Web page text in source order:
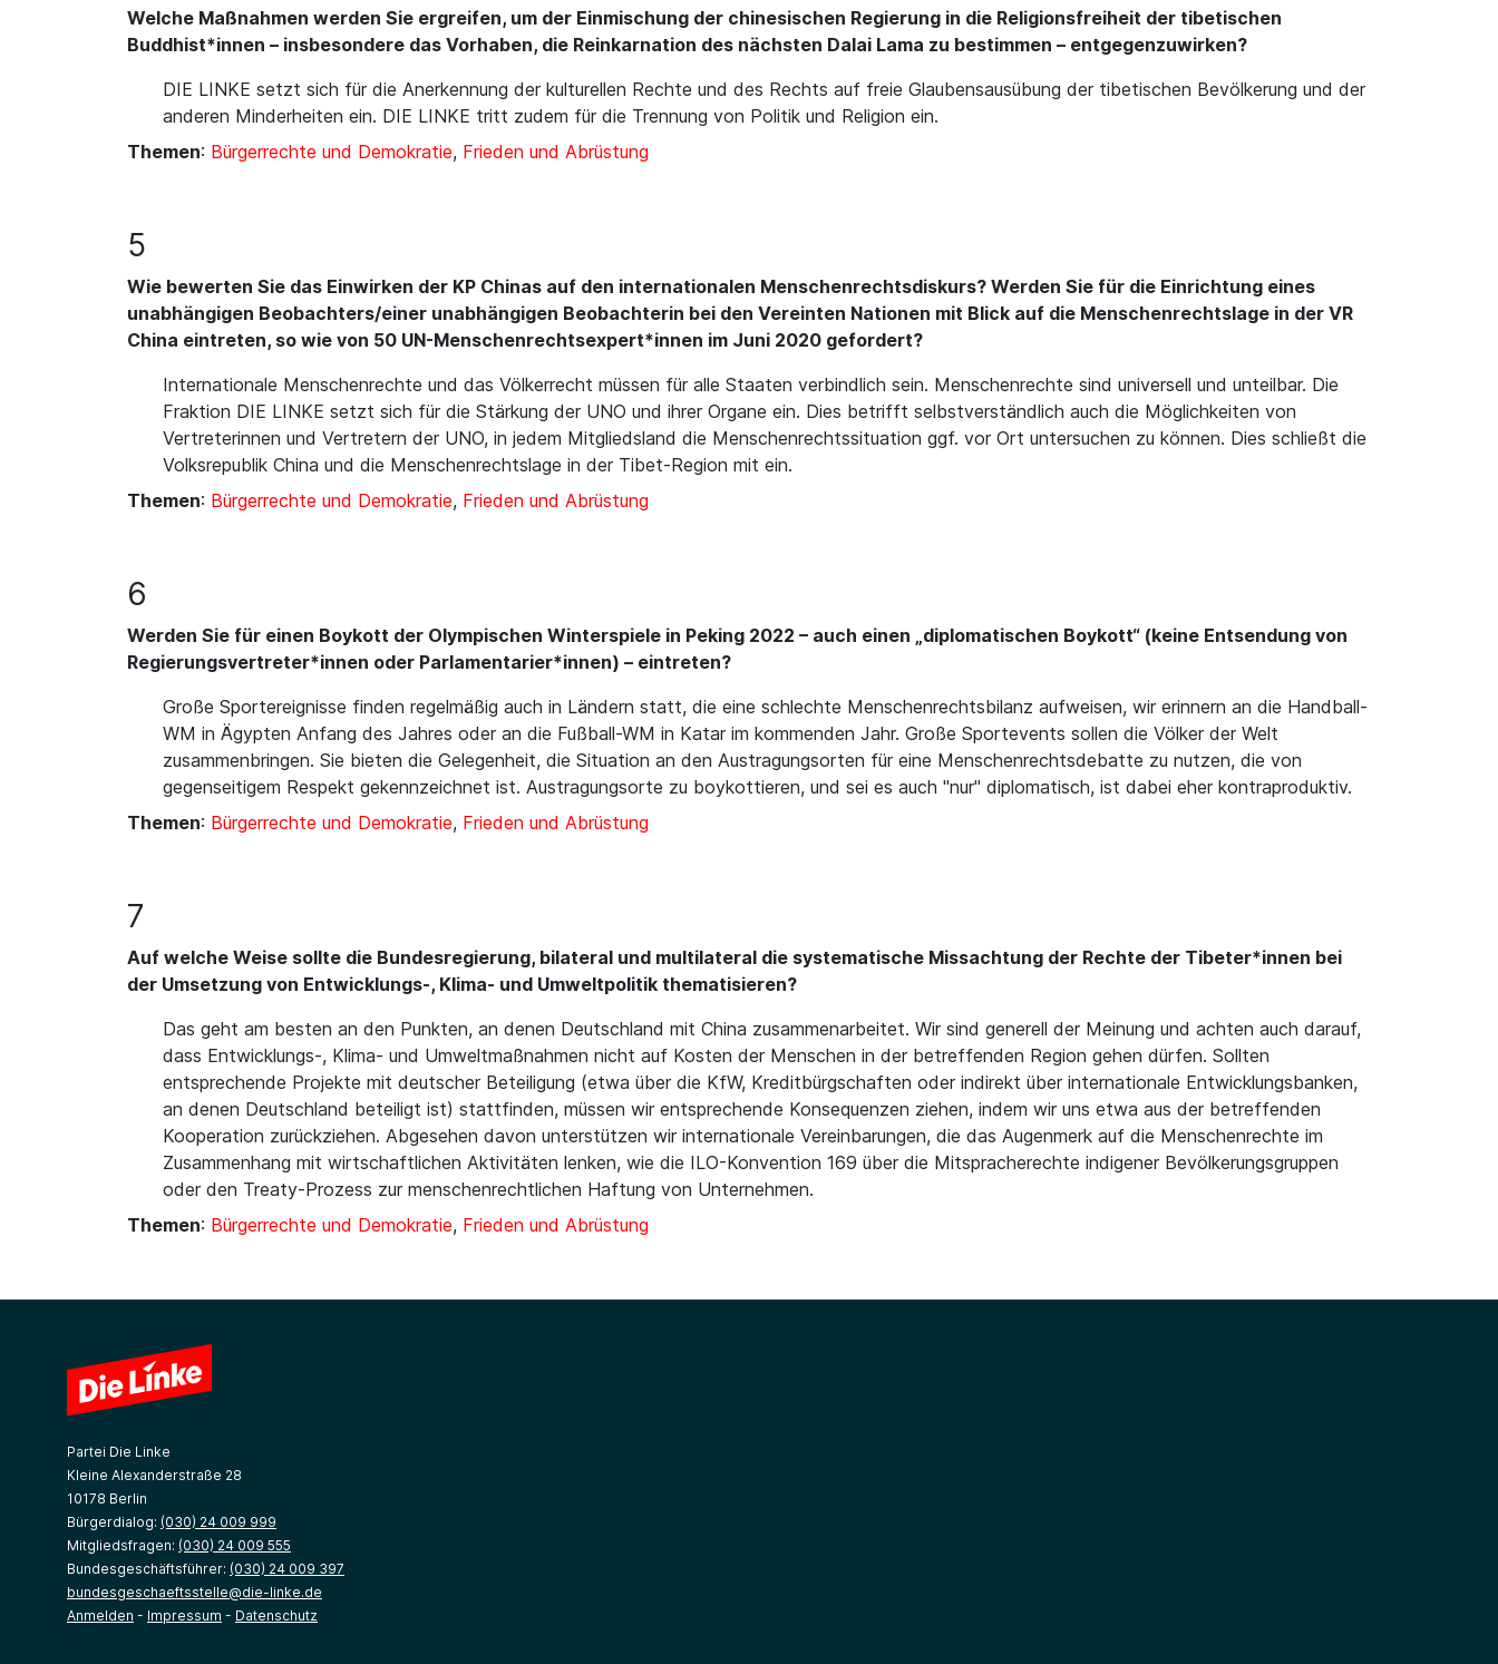
Welche Maßnahmen werden Sie ergreifen, um der Einmischung der chinesischen Regierung in die Religionsfreiheit der tibetischen
Buddhist*innen – insbesondere das Vorhaben, die Reinkarnation des nächsten Dalai Lama zu bestimmen – entgegenzuwirken?
DIE LINKE setzt sich für die Anerkennung der kulturellen Rechte und des Rechts auf freie Glaubensausübung der tibetischen Bevölkerung und der
anderen Minderheiten ein. DIE LINKE tritt zudem für die Trennung von Politik und Religion ein.
Themen: Bürgerrechte und Demokratie, Frieden und Abrüstung
5
Wie bewerten Sie das Einwirken der KP Chinas auf den internationalen Menschenrechtsdiskurs? Werden Sie für die Einrichtung eines
unabhängigen Beobachters/einer unabhängigen Beobachterin bei den Vereinten Nationen mit Blick auf die Menschenrechtslage in der VR
China eintreten, so wie von 50 UN-Menschenrechtsexpert*innen im Juni 2020 gefordert?
Internationale Menschenrechte und das Völkerrecht müssen für alle Staaten verbindlich sein. Menschenrechte sind universell und unteilbar. Die
Fraktion DIE LINKE setzt sich für die Stärkung der UNO und ihrer Organe ein. Dies betrifft selbstverständlich auch die Möglichkeiten von
Vertreterinnen und Vertretern der UNO, in jedem Mitgliedsland die Menschenrechtssituation ggf. vor Ort untersuchen zu können. Dies schließt die
Volksrepublik China und die Menschenrechtslage in der Tibet-Region mit ein.
Themen: Bürgerrechte und Demokratie, Frieden und Abrüstung
6
Werden Sie für einen Boykott der Olympischen Winterspiele in Peking 2022 – auch einen „diplomatischen Boykott“ (keine Entsendung von
Regierungsvertreter*innen oder Parlamentarier*innen) – eintreten?
Große Sportereignisse finden regelmäßig auch in Ländern statt, die eine schlechte Menschenrechtsbilanz aufweisen, wir erinnern an die Handball-
WM in Ägypten Anfang des Jahres oder an die Fußball-WM in Katar im kommenden Jahr. Große Sportevents sollen die Völker der Welt
zusammenbringen. Sie bieten die Gelegenheit, die Situation an den Austragungsorten für eine Menschenrechtsdebatte zu nutzen, die von
gegenseitigem Respekt gekennzeichnet ist. Austragungsorte zu boykottieren, und sei es auch "nur" diplomatisch, ist dabei eher kontraproduktiv.
Themen: Bürgerrechte und Demokratie, Frieden und Abrüstung
7
Auf welche Weise sollte die Bundesregierung, bilateral und multilateral die systematische Missachtung der Rechte der Tibeter*innen bei
der Umsetzung von Entwicklungs-, Klima- und Umweltpolitik thematisieren?
Das geht am besten an den Punkten, an denen Deutschland mit China zusammenarbeitet. Wir sind generell der Meinung und achten auch darauf,
dass Entwicklungs-, Klima- und Umweltmaßnahmen nicht auf Kosten der Menschen in der betreffenden Region gehen dürfen. Sollten
entsprechende Projekte mit deutscher Beteiligung (etwa über die KfW, Kreditbürgschaften oder indirekt über internationale Entwicklungsbanken,
an denen Deutschland beteiligt ist) stattfinden, müssen wir entsprechende Konsequenzen ziehen, indem wir uns etwa aus der betreffenden
Kooperation zurückziehen. Abgesehen davon unterstützen wir internationale Vereinbarungen, die das Augenmerk auf die Menschenrechte im
Zusammenhang mit wirtschaftlichen Aktivitäten lenken, wie die ILO-Konvention 169 über die Mitspracherechte indigener Bevölkerungsgruppen
oder den Treaty-Prozess zur menschenrechtlichen Haftung von Unternehmen.
Themen: Bürgerrechte und Demokratie, Frieden und Abrüstung
Partei Die Linke
Kleine Alexanderstraße 28
10178 Berlin
Bürgerdialog: (030) 24 009 999
Mitgliedsfragen: (030) 24 009 555
Bundesgeschäftsführer: (030) 24 009 397
bundesgeschaeftsstelle@die-linke.de
Anmelden - Impressum - Datenschutz